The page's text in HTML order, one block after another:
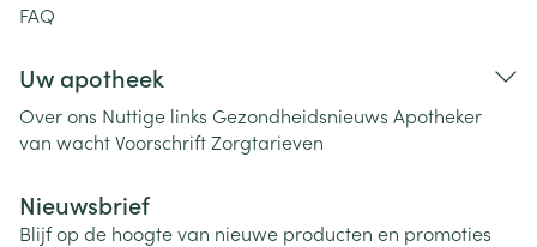
FAQ
Uw apotheek
Over ons Nuttige links Gezondheidsnieuws Apotheker
van wachtVoorschriftZorgtarieven
Nieuwsbrief
Blijf op de hoogte van nieuwe producten en promoties